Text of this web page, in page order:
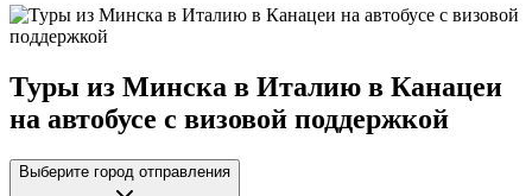
Туры из Минска в Италию в Канацеи
на автобусе с визовой поддержкой
Выберите город отправления